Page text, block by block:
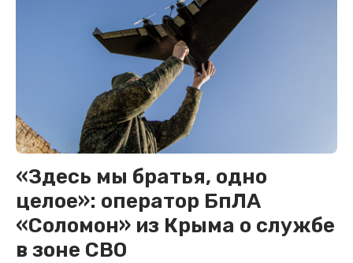
«Здесь мы братья, одно
целое»: оператор БпЛА
«Соломон» из Крыма о службе
в зоне СВО